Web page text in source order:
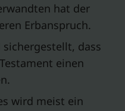
hat der
Erbanspruch.
dass
einen
wird meist ein